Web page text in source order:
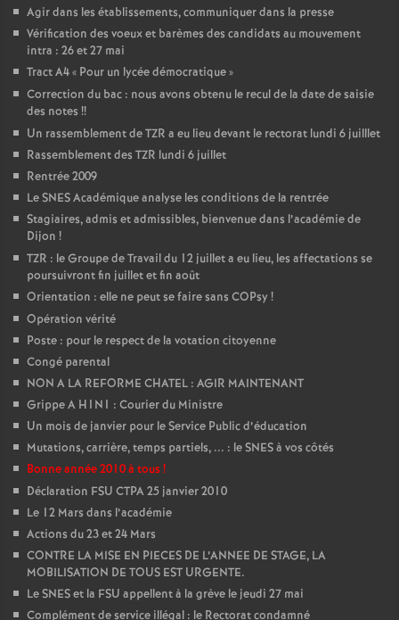
Agir dans les établissements, communiquer dans la presse
Vérification des voeux et barèmes des candidats au mouvement
intra : 26 et 27 mai
Tract A4 « Pour un lycée démocratique»
Correction du bac : nous avons obtenu le recul de la date de saisie
des notes !!
Un rassemblement de TZR a eu lieu devant le rectorat lundi 6 juilllet
Rassemblement des TZR lundi 6 juillet
Rentrée 2009
Le SNES Académique analyse les conditions de la rentrée
Stagiaires, admis et admissibles, bienvenue dans l’académie de
Dijon !
TZR : le Groupe de Travail du 12 juillet a eu lieu, les affectations se
poursuivront fin juillet et fin août
Orientation : elle ne peut se faire sans COPsy !
Opération vérité
Poste : pour le respect de la votation citoyenne
Congé parental
NON A LA REFORME CHATEL : AGIR MAINTENANT
Grippe A H1N1 : Courier du Ministre
Un mois de janvier pour le Service Public d’éducation
Mutations, carrière, temps partiels, ... : le SNES à vos côtés
Bonne année 2010 à tous!
Déclaration FSU CTPA 25 janvier 2010
Le 12 Mars dans l’académie
Actions du 23 et 24 Mars
CONTRE LA MISE EN PIECES DE L’ANNEE DE STAGE, LA
MOBILISATION DE TOUS EST URGENTE.
Le SNES et la FSU appellent à la grève le jeudi 27 mai
Complément de service illégal : le Rectorat condamné